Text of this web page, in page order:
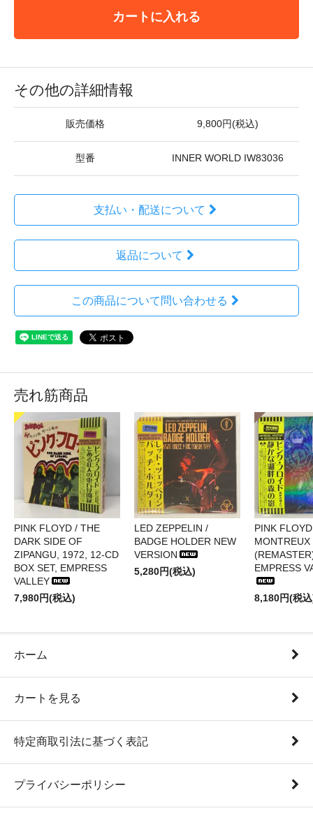
カートに入れる
その他の詳細情報
販売価格 9,800円(税込)
型番 INNER WORLD IW83036
支払い・配送について
返品について
この商品について問い合わせる
売れ筋商品
PINK FLOYD / THE
DARK SIDE OF
ZIPANGU, 1972, 12-CD
BOX SET, EMPRESS
VALLEY
7,980円(税込)
LED ZEPPELIN /
BADGE HOLDER NEW
VERSION
5,280円(税込)
PINK
EMPRESS
8,180円(税
ホーム
カートを見る
特定商取引法に基づく表記
プライバシーポリシー